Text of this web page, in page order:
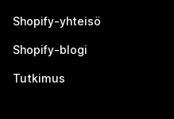
Shopify-yhteisö
Shopify-blogi
Tutkimus